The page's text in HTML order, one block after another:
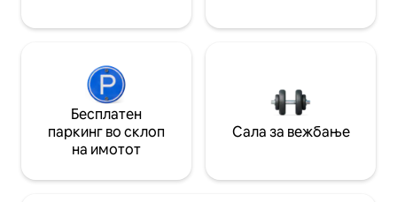
Бесплатен
паркинг во склоп
на имотот
Сала за вежбање